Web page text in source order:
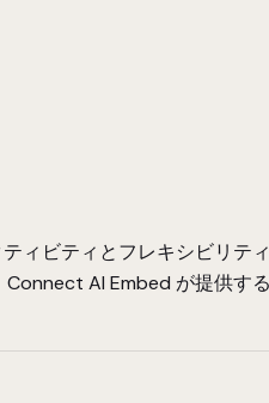
ィビティとフレキシビリテ
AI Embed が提供す